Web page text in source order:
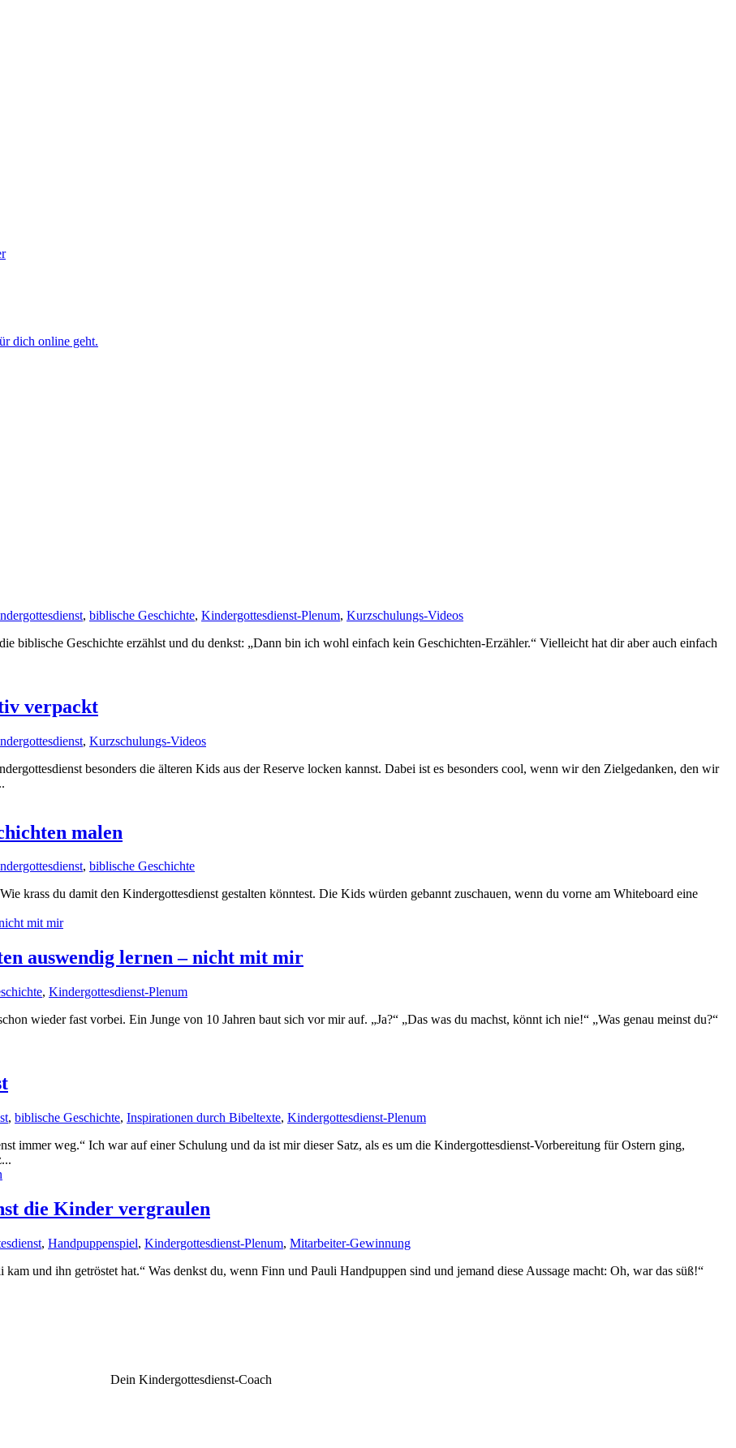
dich online geht.
, biblische Geschichte, Kindergottesdienst-Plenum, Kurzschulungs-Videos
biblische Geschichte erzählst und du denkst: „Dann bin ich wohl einfach kein Geschichten-Erzähler.“ Vielleicht hat dir aber auch einfach
verpackt
, Kurzschulungs-Videos
besonders die älteren Kids aus der Reserve locken kannst. Dabei ist es besonders cool, wenn wir den Zielgedanken, den wir
malen
, biblische Geschichte
krass du damit den Kindergottesdienst gestalten könntest. Die Kids würden gebannt zuschauen, wenn du vorne am Whiteboard eine
auswendig lernen – nicht mit mir
, Kindergottesdienst-Plenum
wieder fast vorbei. Ein Junge von 10 Jahren baut sich vor mir auf. „Ja?“ „Das was du machst, könnt ich nie!“ „Was genau meinst du?“
, biblische Geschichte, Inspirationen durch Bibeltexte, Kindergottesdienst-Plenum
immer weg.“ Ich war auf einer Schulung und da ist mir dieser Satz, als es um die Kindergottesdienst-Vorbereitung für Ostern ging,
die Kinder vergraulen
, Handpuppenspiel, Kindergottesdienst-Plenum, Mitarbeiter-Gewinnung
und ihn getröstet hat.“ Was denkst du, wenn Finn und Pauli Handpuppen sind und jemand diese Aussage macht: Oh, war das süß!“
Dein Kindergottesdienst-Coach